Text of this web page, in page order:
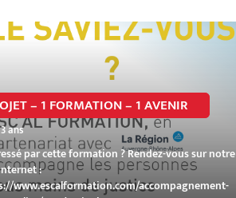
– 1 FORMATION – 1 AVENIR
ans
par cette formation ? Rendez-vous sur notre
:
www.escalformation.com/accompagnement-